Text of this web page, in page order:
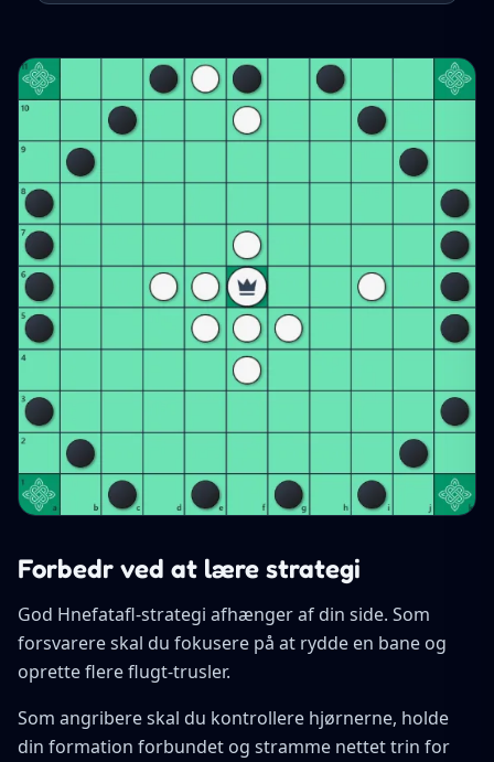
Forbedr ved at lære strategi
God Hnefatafl-strategi afhænger af din side. Som
forsvarere skal du fokusere på at rydde en bane og
oprette flere flugt-trusler.
Som angribere skal du kontrollere hjørnerne, holde
din formation forbundet og stramme nettet trin for